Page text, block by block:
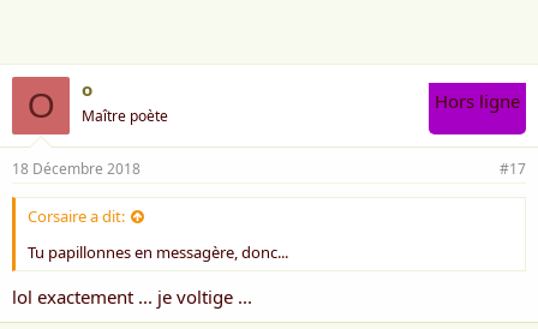
O o
Maître poète
Hors ligne
18 Décembre 2018 #17
Corsaire a dit:
Tu papillonnes en messagère, donc...
lol exactement ... je voltige ...